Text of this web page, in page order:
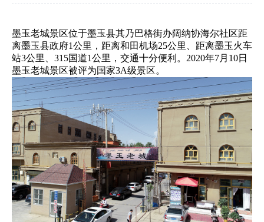
墨玉老城景区位于墨玉县其乃巴格街办阔纳协海尔社区距
离墨玉县政府1公里，距离和田机场25公里、距离墨玉火车
站3公里、315国道1公里，交通十分便利。2020年7月10日
墨玉老城景区被评为国家3A级景区。